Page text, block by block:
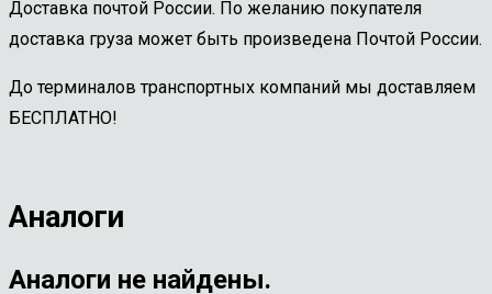
Доставка почтой России. По желанию покупателя
доставка груза может быть произведена Почтой России.
До терминалов транспортных компаний мы доставляем
БЕСПЛАТНО!
Аналоги
Аналоги не найдены.